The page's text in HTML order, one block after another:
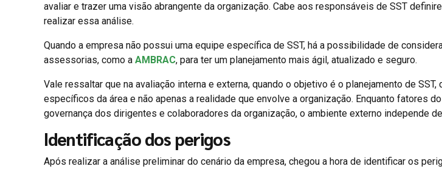
avaliar e trazer uma visão abrangente da organização. Cabe aos responsáveis de SST
realizar essa análise.
Quando a empresa não possui uma equipe específica de SST, há a possibilidade de
assessorias, como a AMBRAC, para ter um planejamento mais ágil, atualizado e seguro.
Vale ressaltar que na avaliação interna e externa, quando o objetivo é o planejamento de
específicos da área e não apenas a realidade que envolve a organização. Enquanto fatores
governança dos dirigentes e colaboradores da organização, o ambiente externo independe
Identificação dos perigos
Após realizar a análise preliminar do cenário da empresa, chegou a hora de identificar os